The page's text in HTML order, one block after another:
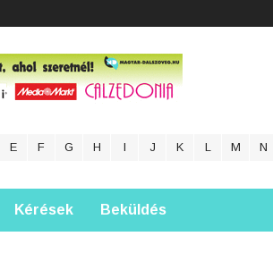
E F G H I J K L M N
Kérések Beküldés